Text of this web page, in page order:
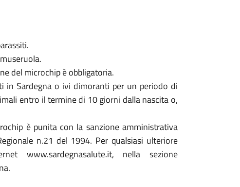
del microchip è obbligatoria.
in Sardegna o ivi dimoranti per un periodo di
entro il termine di 10 giorni dalla nascita o,
è punita con la sanzione amministrativa
n.21 del 1994. Per qualsiasi ulteriore
www.sardegnasalute.it, nella sezione